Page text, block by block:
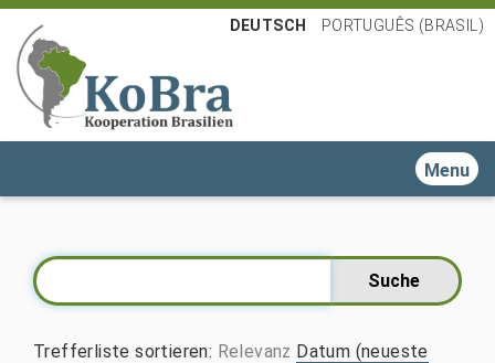
DEUTSCH PORTUGUÊS (BRASIL)
Toggle
Trefferliste sortieren: Relevanz Datum (neueste